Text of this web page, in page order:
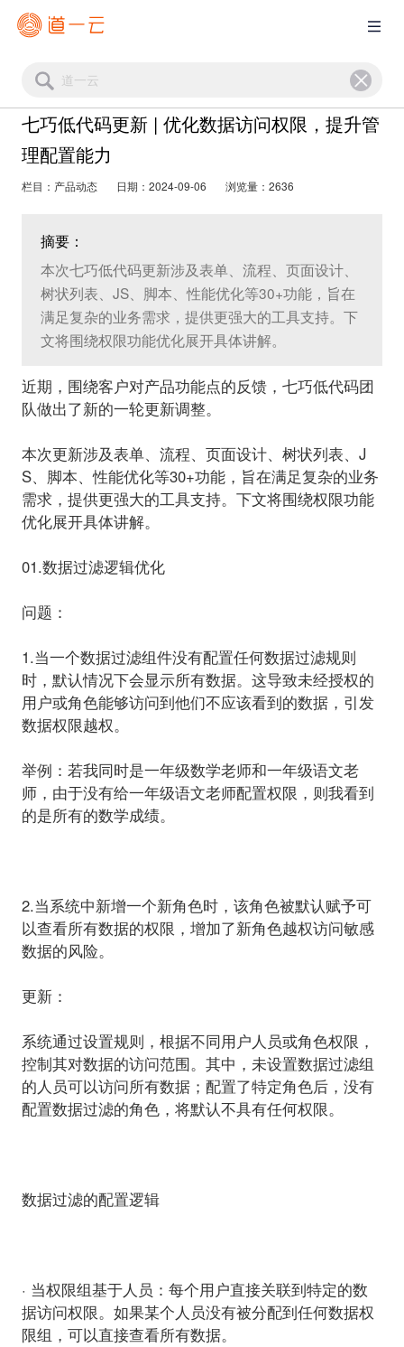
七巧低代码更新 | 优化数据访问权限，提升管
理配置能力
栏目：产品动态 日期：2024-09-06 浏览量：2636
摘要：
本次七巧低代码更新涉及表单、流程、页面设计、
树状列表、JS、脚本、性能优化等30+功能，旨在
满足复杂的业务需求，提供更强大的工具支持。下
文将围绕权限功能优化展开具体讲解。
近期，围绕客户对产品功能点的反馈，七巧低代码团
队做出了新的一轮更新调整。
本次更新涉及表单、流程、页面设计、树状列表、J
S、脚本、性能优化等30+功能，旨在满足复杂的业务
需求，提供更强大的工具支持。下文将围绕权限功能
优化展开具体讲解。
01.数据过滤逻辑优化
问题：
1.当一个数据过滤组件没有配置任何数据过滤规则
时，默认情况下会显示所有数据。这导致未经授权的
用户或角色能够访问到他们不应该看到的数据，引发
数据权限越权。
举例： 若我同时是一年级数学老师和一年级语文老
师，由于没有给一年级语文老师配置权限，则我看到
的是所有的数学成绩。
2.当系统中新增一个新角色时，该角色被默认赋予可
以查看所有数据的权限，增加了新角色越权访问敏感
数据的风险。
更新：
系统通过设置规则，根据不同用户人员或角色权限，
控制其对数据的访问范围。其中，未设置数据过滤组
的人员可以访问所有数据；配置了特定角色后，没有
配置数据过滤的角色， 将默认不具有任何权限。
数据过滤的配置逻辑
· 当权限组基于人员： 每个用户直接关联到特定的数
据访问权限。如果某个人员没有被分配到任何数据权
限组，可以直接查看所有数据。